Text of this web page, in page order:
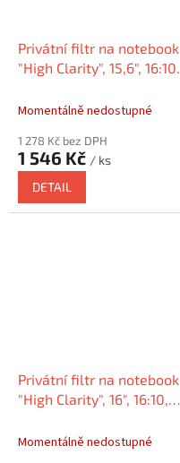
Privátní filtr na notebook
"High Clarity", 15,6", 16:10,
Momentálně nedostupné
1 278 Kč bez DPH
1 546 Kč / ks
DETAIL
Privátní filtr na notebook
"High Clarity", 16", 16:10,
Momentálně nedostupné